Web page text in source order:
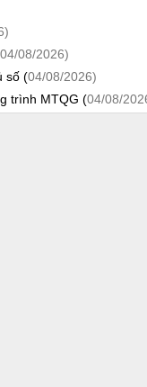
04/08/2026)
số (04/08/2026)
trình MTQG (04/08/